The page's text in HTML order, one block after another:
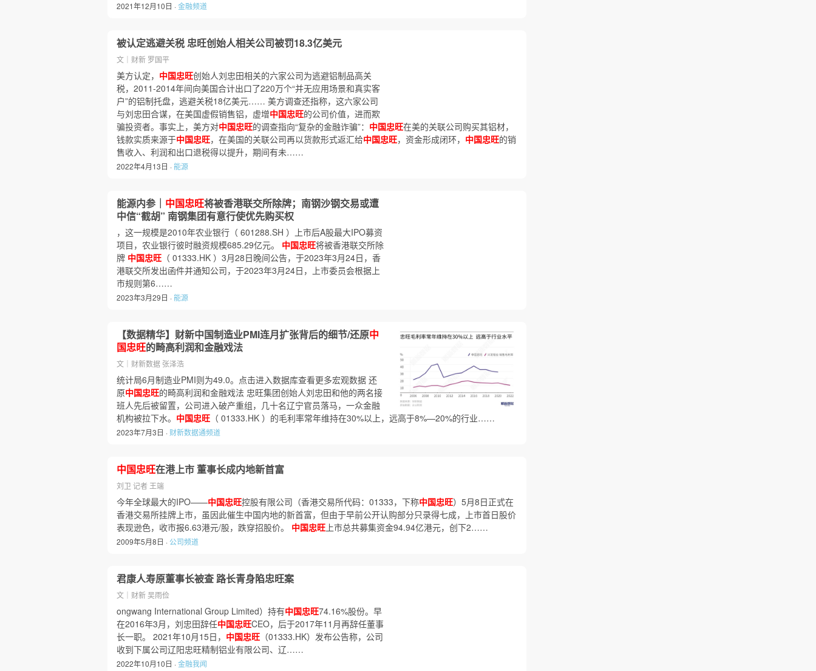
2021年12月10日 ·金融频道
被认定逃避关税 忠旺创始人相关公司被罚18.3亿美元
文｜财新 罗国平
美方认定， 中国忠旺创始人刘忠田相关的六家公司为逃避铝制品高关
税，2011-2014年间向美国合计出口了220万个“并无应用场景和真实客
户”的铝制托盘，逃避关税18亿美元…… 美方调查还指称，这六家公司
与刘忠田合谋，在美国虚假销售铝，虚增中国忠旺的公司价值，进而欺
骗投资者。事实上，美方对中国忠旺的调查指向“复杂的金融诈骗”： 中国忠旺在美的关联公司购买其铝材，
钱款实质来源于中国忠旺，在美国的关联公司再以货款形式返汇给中国忠旺，资金形成闭环， 中国忠旺的销
售收入、利润和出口退税得以提升，期间有未……
2022年4月13日 · 能源
能源内参｜ 中国忠旺将被香港联交所除牌；南钢沙钢交易或遭
中信“截胡” 南钢集团有意行使优先购买权
，这一规模是2010年农业银行（ 601288.SH ）上市后A股最大IPO募资
项目，农业银行彼时融资规模685.29亿元。 中国忠旺将被香港联交所除
牌 中国忠旺 （ 01333.HK ）3月28日晚间公告，于2023年3月24日，香
港联交所发出函件并通知公司，于2023年3月24日，上市委员会根据上
市规则第6……
2023年3月29日 · 能源
【数据精华】财新中国制造业PMI连月扩张背后的细节/还原中
国忠旺的畸高利润和金融戏法
文｜财新数据 张泽浩
统计局6月制造业PMI则为49.0。点击进入数据库查看更多宏观数据 还
原中国忠旺的畸高利润和金融戏法 忠旺集团创始人刘忠田和他的两名接
班人先后被留置，公司进入破产重组，几十名辽宁官员落马，一众金融
机构被拉下水。 中国忠旺 （ 01333.HK ）的毛利率常年维持在30%以上，远高于8%—20%的行业……
2023年7月3日 · 财新数据通频道
中国忠旺在港上市 董事长成内地新首富
刘卫 记者 王端
今年全球最大的IPO——中国忠旺控股有限公司（香港交易所代码：01333，下称中国忠旺）5月8日正式在
香港交易所挂牌上市，虽因此催生中国内地的新首富，但由于早前公开认购部分只录得七成，上市首日股价
表现逊色，收市报6.63港元/股，跌穿招股价。 中国忠旺 上市总共募集资金94.94亿港元，创下2……
2009年5月8日 · 公司频道
君康人寿原董事长被查 路长青身陷忠旺案
文｜财新 吴雨俭
ongwang International Group Limited）持有中国忠旺74.16%股份。早
在2016年3月，刘忠田辞任中国忠旺CEO，后于2017年11月再辞任董事
长一职。 2021年10月15日， 中国忠旺 （01333.HK）发布公告称，公司
收到下属公司辽阳忠旺精制铝业有限公司、辽……
2022年10月10日 ·金融我闻